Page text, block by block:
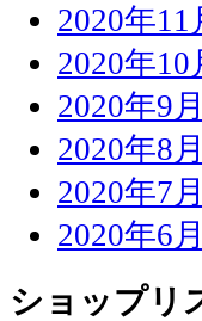
2020年11
2020年10
2020年9月
2020年8月
2020年7月
2020年6月
ショップリ